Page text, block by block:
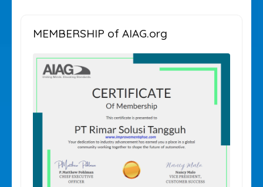
MEMBERSHIP of AIAG.org